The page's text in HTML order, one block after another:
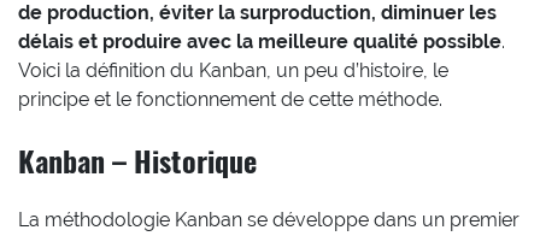
de production, éviter la surproduction, diminuer les
délais et produire avec la meilleure qualité possible.
Voici la définition du Kanban, un peu d’histoire, le
principe et le fonctionnement de cette méthode.
Kanban – Historique
La méthodologie Kanban se développe dans un premier